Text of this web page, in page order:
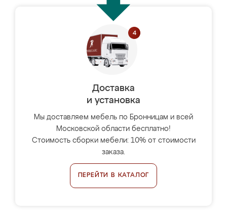
Доставка
и установка
Мы доставляем мебель по Бронницам и всей
Московской области бесплатно!
Стоимость сборки мебели: 10% от стоимости
заказа.
ПЕРЕЙТИ В КАТАЛОГ